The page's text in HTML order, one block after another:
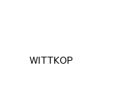
WITTKOP